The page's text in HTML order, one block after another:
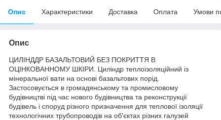
Опис Характеристики Доставка Оплата Умови
Опис
ЦИЛІНДДР БАЗАЛЬТОВИЙ БЕЗ ПОКРИТТЯ В
ОЦІНКОВАННОМУ ШКІРИ. Циліндр теплоізоляційний із
мінеральної вати на основі базальтових порід.
Застосовується в громадянському та промисловому
будівництві під час нового будівництва та реконструкції
будівель і споруд різного призначення для теплової ізоляції
технологічних трубопроводів на об'єктах різних галузей